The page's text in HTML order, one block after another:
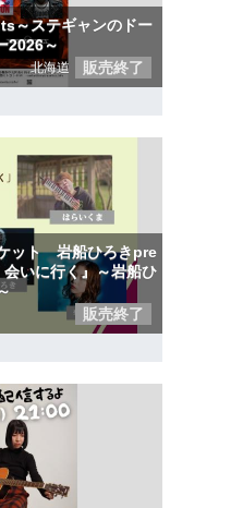
～ステギャンのドー
2026～
北海道 販売終了
ット 岩船ひろきpre
いに行く』～岩船ひ
販売終了